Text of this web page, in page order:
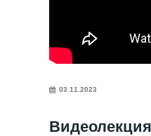
03.11.2023